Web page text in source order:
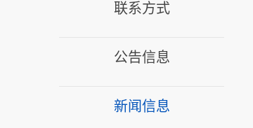
联系方式
公告信息
新闻信息